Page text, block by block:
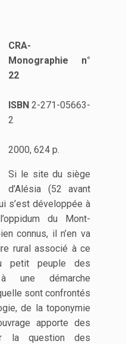
CRA-
Monographie n°
22
ISBN 2-271-05663-
2
2000, 624 p.
Si le site du siège
d’Alésia (52 avant
s’est développée à
du Mont-
connus, il n’en va
rural associé à ce
petit peuple des
une démarche
sont confrontés
de la toponymie
apporte des
la question des